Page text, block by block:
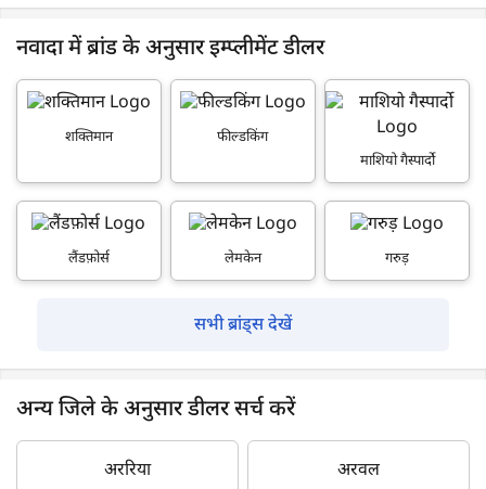
नवादा में ब्रांड के अनुसार इम्प्लीमेंट डीलर
शक्तिमान
फील्डकिंग
माशियो गैस्पार्दो
लैंडफ़ोर्स लेमकेन गरुड़
सभी ब्रांड्स देखें
अन्य जिले के अनुसार डीलर सर्च करें
अररिया अरवल